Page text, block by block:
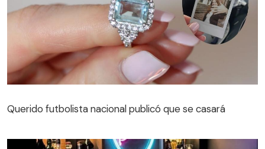
Querido futbolista nacional publicó que se casará